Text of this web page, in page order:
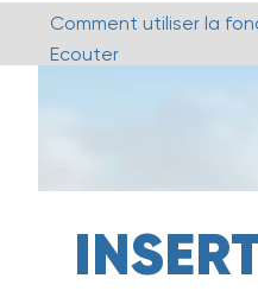
Comment utiliser la
Ecouter